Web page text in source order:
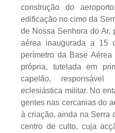
construção do
edificação no cimo da
de Nossa Senhora do Ar,
aérea inaugurada a 15
perímetro da Base
própria, tutelada em
capelão,
eclesiástica militar. No
gentes nas cercanias do
à criação, ainda na Serra
centro de culto, cuja